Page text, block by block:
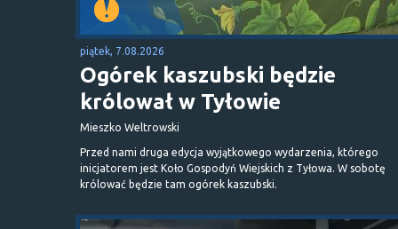
piątek, 7.08.2026
Ogórek kaszubski będzie
królował w Tyłowie
Mieszko Weltrowski
Przed nami druga edycja wyjątkowego wydarzenia, którego
inicjatorem jest Koło Gospodyń Wiejskich z Tyłowa. W sobotę
królować będzie tam ogórek kaszubski.